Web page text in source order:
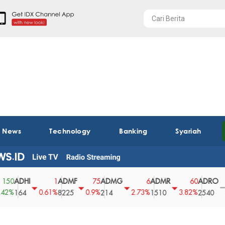
Technology Banking Syariah
ADHI
164
0.61%
ADMF
8225
0.9%
ADMG
214
2.73%
ADMR
1510
3.82%
ADRO
2540
0%